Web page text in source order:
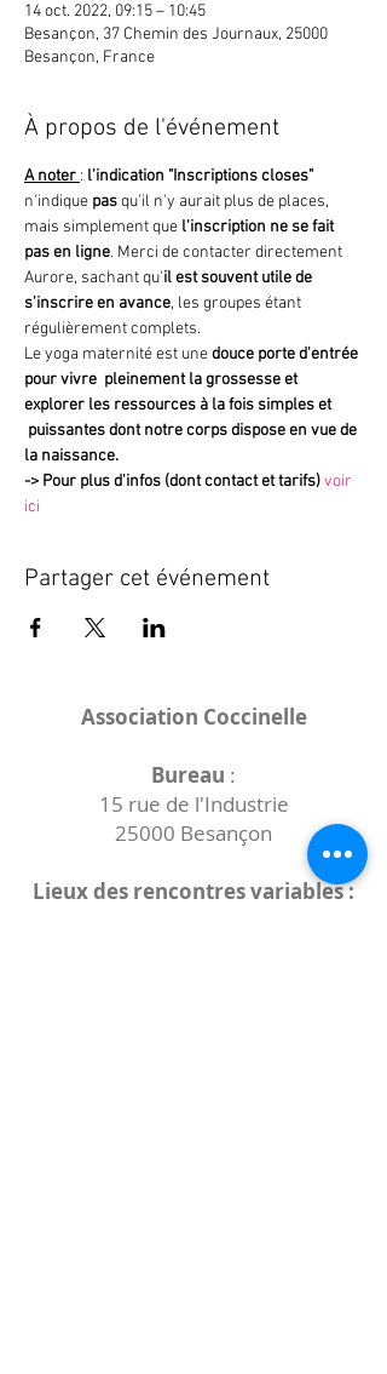
14 oct. 2022, 09:15 – 10:45
Besançon, 37 Chemin des Journaux, 25000
Besançon, France
À propos de l'événement
A noter : l'indication "Inscriptions closes"
n'indique pas qu'il n'y aurait plus de places,
mais simplement que l'inscription ne se fait
pas en ligne. Merci de contacter directement
Aurore, sachant qu'il est souvent utile de
s'inscrire en avance, les groupes étant
régulièrement complets.
Le yoga maternité est une douce porte d'entrée
pour vivre  pleinement la grossesse et
explorer les ressources à la fois simples et
puissantes dont notre corps dispose en vue de
la naissance.
-> Pour plus d'infos (dont contact et tarifs)voir
ici
Partager cet événement
Association Coccinelle
Bureau :
15 rue de l'Industrie
25000 Besançon
Lieux des rencontres variables :